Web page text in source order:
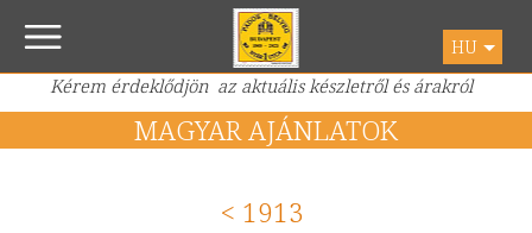
HU
Kérem érdeklődjön az aktuális készletről és árakról
MAGYAR AJÁNLATOK
< 1913